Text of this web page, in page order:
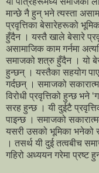
मान्छे नै हुन् भने त्यस्ता
प्रवृत्तिका बेसारेहरूको
हुँदैन । यस्तै खाले बेसारे
असामाजिक काम गर्नमा
समाजको शत्रु हुँदैन । यो
हुन्छन् । यस्तैका सहयोग
गर्दछन् । समाजको
विरोधी प्रवृत्तिको हुन्छ
सरह हुन्छ । यी दुईटै
पाइन्छ । समाजको
यसरी उसको भूमिका भनेको
। तसर्थ यी दुई तत्वबीच
गहिरो अध्ययन गरेमा प्रष्ट